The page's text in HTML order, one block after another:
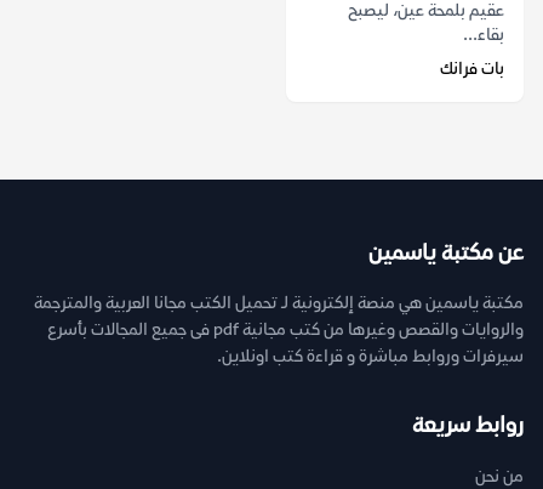
عقيم بلمحة عين، ليصبح
بقاء...
بات فرانك
عن مكتبة ياسمين
مكتبة ياسمين هي منصة إلكترونية لـ تحميل الكتب مجانا العربية والمترجمة
والروايات والقصص وغيرها من كتب مجانية pdf فى جميع المجالات بأسرع
سيرفرات وروابط مباشرة و قراءة كتب اونلاين.
روابط سريعة
من نحن